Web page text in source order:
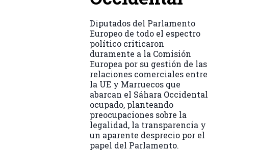
Diputados del Parlamento
Europeo de todo el espectro
político criticaron
duramente a la Comisión
Europea por su gestión de las
relaciones comerciales entre
la UE y Marruecos que
abarcan el Sáhara Occidental
ocupado, planteando
preocupaciones sobre la
legalidad, la transparencia y
un aparente desprecio por el
papel del Parlamento.